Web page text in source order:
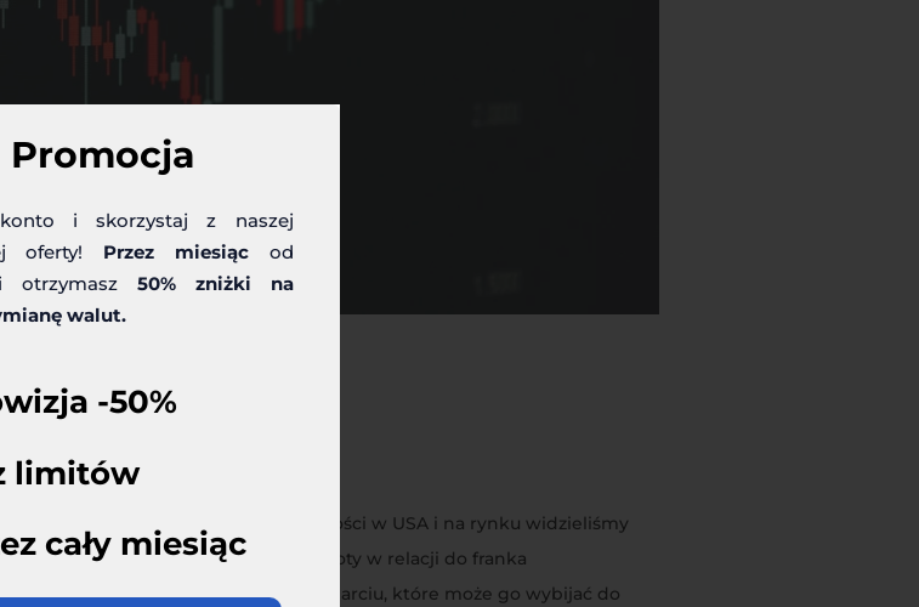
W piątek było Święto Niepodległości w USA i na rynku widzieliśmy
zaledwie 5 punktów. Dziś rano złoty w relacji do franka
strony technicznej frank jest na wsparciu, które może go wybijać do
Promocja
i skorzystaj z naszej
oferty! Przez miesiącod
otrzymasz 50% zniżki na
walut.
-50%
limitów
cały miesiąc